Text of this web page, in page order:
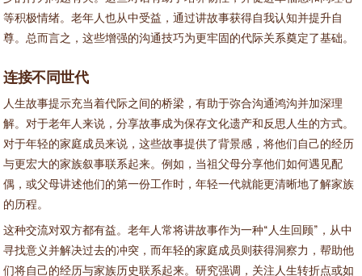
等积极情绪。老年人也从中受益，通过讲故事获得自我认知并提升自
尊。总而言之，这些增强的沟通技巧为更牢固的代际关系奠定了基础。
连接不同世代
人生故事提示充当着代际之间的桥梁，有助于弥合沟通鸿沟并加深理
解。对于老年人来说，分享故事成为保存文化遗产和反思人生的方式。
对于年轻的家庭成员来说，这些故事提供了背景感，将他们自己的经历
与更宏大的家族叙事联系起来。例如，当祖父母分享他们如何遇见配
偶，或父母讲述他们的第一份工作时，年轻一代就能更清晰地了解家族
的历程。
这种交流对双方都有益。老年人常将讲故事作为一种“人生回顾”，从中
寻找意义并解决过去的冲突，而年轻的家庭成员则获得洞察力，帮助他
们将自己的经历与家族历史联系起来。研究强调，关注人生转折点或如